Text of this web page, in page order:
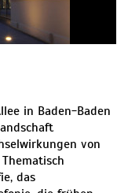
in Baden-Baden
von
das